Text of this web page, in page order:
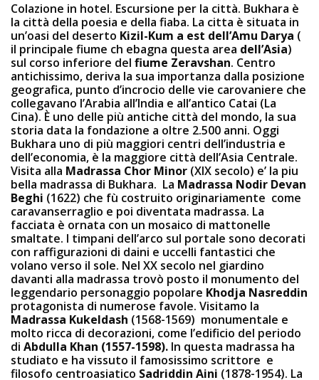
Colazione in hotel. Escursione per la città. Bukhara è
la città della poesia e della fiaba. La cittа è situata in
un’oasi del deserto Kizil-Kum a est dell’Amu Darya (
il principale fiume ch ebagna questa area dell’Asia)
sul corso inferiore del fiume Zeravshan. Centro
antichissimo, deriva la sua importanza dalla posizione
geografica, punto d’incrocio delle vie carovaniere che
collegavano l’Arabia all’India e all’antico Catai (La
Cina). È uno delle più antiche città del mondo, la sua
storia data la fondazione a oltre 2.500 anni. Oggi
Bukhara uno di più maggiori centri dell’industria e
dell’economia, è la maggiore città dell’Asia Centrale.
Visita alla Madrassa Chor Minor (XIX secolo) e’ la piu
bella madrassa di Bukhara. La Madrassa Nodir Devan
Beghi (1622) che fù costruito originariamente come
caravanserraglio e poi diventata madrassa. La
facciata è ornata con un mosaico di mattonelle
smaltate. I timpani dell’arco sul portale sono decorati
con raffigurazioni di daini e uccelli fantastici che
volano verso il sole. Nel XX secolo nel giardino
davanti alla madrassa trovò posto il monumento del
leggendario personaggio popolare Khodja Nasreddin
protagonista di numerose favole. Visitamo la
Madrassa Kukeldash (1568-1569) monumentale e
molto ricca di decorazioni, come l’edificio del periodo
di Abdulla Khan (1557-1598). In questa madrassa ha
studiato e ha vissuto il famosissimo scrittore e
filosofo centroasiatico Sadriddin Aini (1878-1954). La